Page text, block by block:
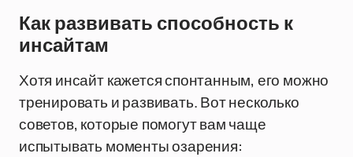
Как развивать способность к
инсайтам
Хотя инсайт кажется спонтанным, его можно
тренировать и развивать. Вот несколько
советов, которые помогут вам чаще
испытывать моменты озарения: